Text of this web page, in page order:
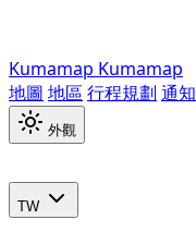
Kumamap Kumamap
地圖 地區 行程規劃 通知
外觀
TW